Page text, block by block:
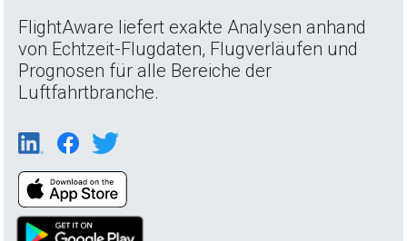
FlightAware liefert exakte Analysen anhand
von Echtzeit-Flugdaten, Flugverläufen und
Prognosen für alle Bereiche der
Luftfahrtbranche.